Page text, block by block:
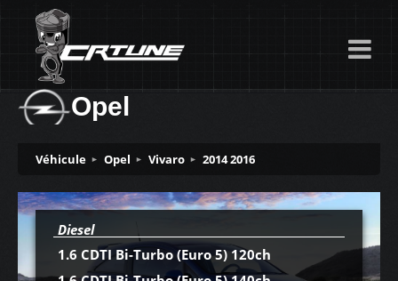
Opel
Véhicule Opel Vivaro 2014 2016
Diesel
1.6 CDTI Bi-Turbo (Euro 5) 120ch